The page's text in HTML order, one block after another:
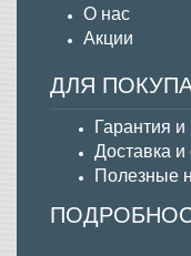
О нас
Акции
ДЛЯ
Гарантия и
Доставка и
Полезные